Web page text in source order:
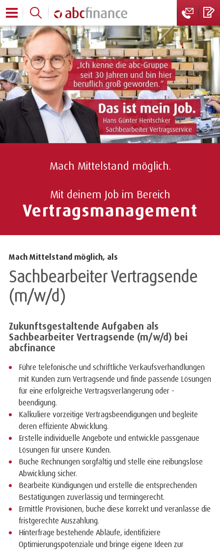
Mach Mittelstand möglich.
Mit deinem Job im Bereich
Vertragsmanagement
Mach Mittelstand möglich, als
Sachbearbeiter Vertragsende
(m/w/d)
Zukunftsgestaltende Aufgaben als
Sachbearbeiter Vertragsende (m/w/d) bei
abcfinance
Führe telefonische und schriftliche Verkaufsverhandlungen
mit Kunden zum Vertragsende und finde passende Lösungen
für eine erfolgreiche Vertragsverlängerung oder -
beendigung.
Kalkuliere vorzeitige Vertragsbeendigungen und begleite
deren effiziente Abwicklung.
Erstelle individuelle Angebote und entwickle passgenaue
Lösungen für unsere Kunden.
Buche Rechnungen sorgfältig und stelle eine reibungslose
Abwicklung sicher.
Bearbeite Kündigungen und erstelle die entsprechenden
Bestätigungen zuverlässig und termingerecht.
Ermittle Provisionen, buche diese korrekt und veranlasse die
fristgerechte Auszahlung.
Hinterfrage bestehende Abläufe, identifiziere
Optimierungspotenziale und bringe eigene Ideen zur